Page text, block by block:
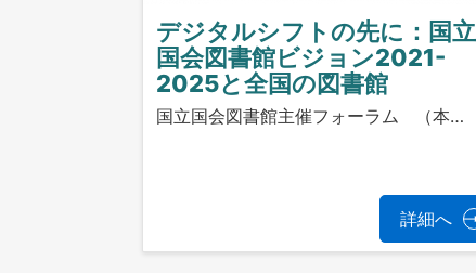
デジタルシフトの先に：国立
国会図書館ビジョン2021-
2025と全国の図書館
国立国会図書館主催フォーラム （本…
詳細へ